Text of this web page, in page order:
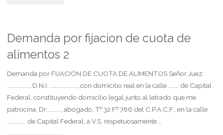
fijacion
de
cuota
de
alimentos"
Demanda por fijacion de cuota de
alimentos 2
Demanda por FIJACIÓN DE CUOTA DE ALIMENTOS Señor Juez:
………………., D.N.I. ………………….., con domicilio real en la calle ……… de Capital
Federal, constituyendo domicilio legal junto al letrado que me
patrocina, Dr. ………., abogado, Tº 32 Fº 786 del C.P.A.C.F., en la calle
……………. de Capital Federal, a V.S. respetuosamente …